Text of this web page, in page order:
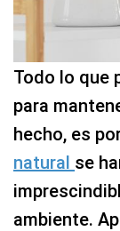
Todo lo que
para
hecho, es
natural se
ambiente.